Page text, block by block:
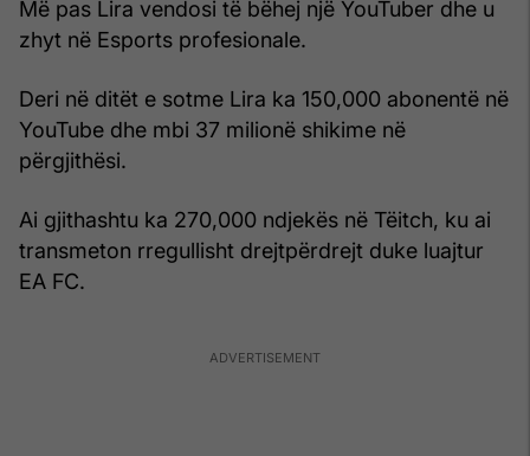
Më pas Lira vendosi të bëhej një YouTuber dhe u
zhyt në Esports profesionale.
Deri në ditët e sotme Lira ka 150,000 abonentë në
YouTube dhe mbi 37 milionë shikime në
përgjithësi.
Ai gjithashtu ka 270,000 ndjekës në Tëitch, ku ai
transmeton rregullisht drejtpërdrejt duke luajtur
EA FC.